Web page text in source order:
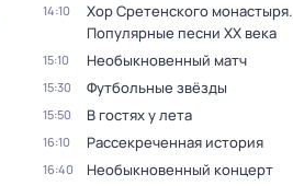
14:10
Хор Сретенского монастыря.
Популярные песни XX века
15:10 Необыкновенный матч
15:30 Футбольные звёзды
15:50 В гостях у лета
16:10 Рассекреченная история
16:40 Необыкновенный концерт